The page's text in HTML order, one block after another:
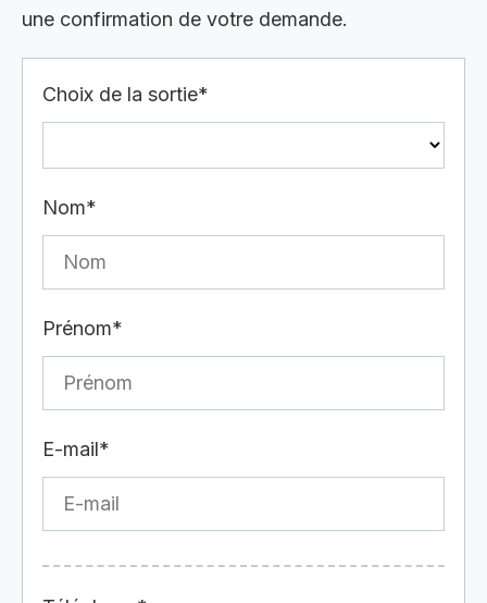
une confirmation de votre demande.
Choix de la sortie*
Nom*
Prénom*
E-mail*